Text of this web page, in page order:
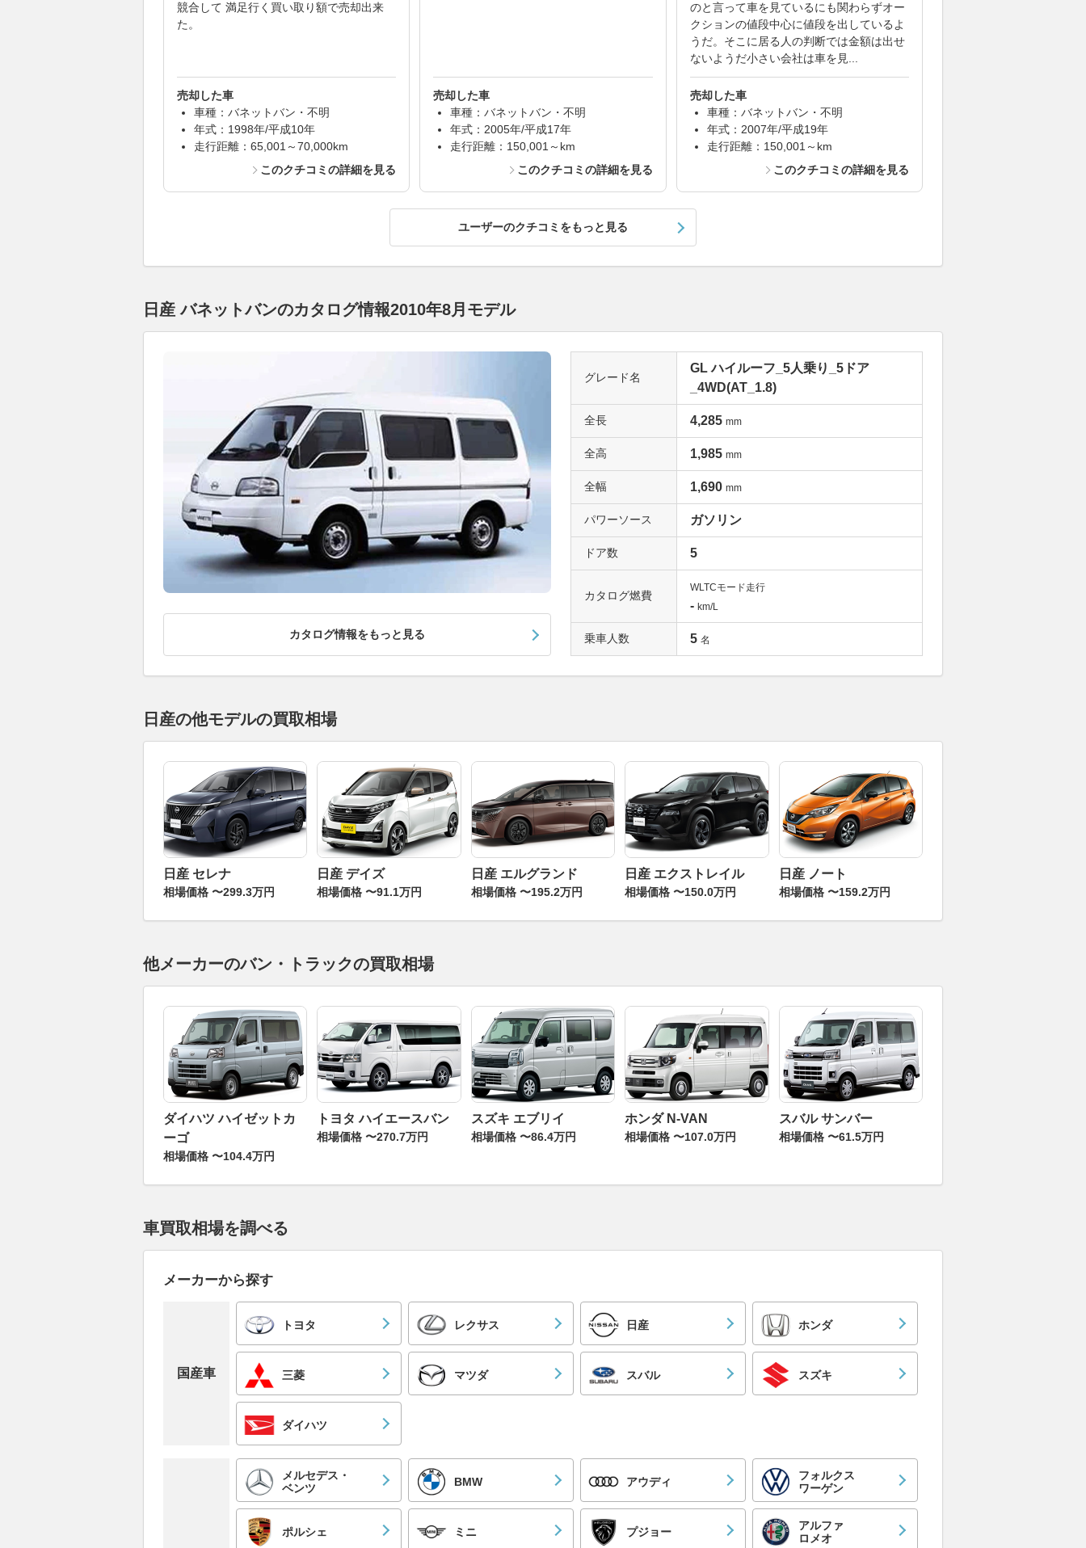
競合して 満足行く買い取り額で売却出来
た。
売却した車
車種：バネットバン・不明
年式：1998年/平成10年
走行距離：65,001～70,000km
このクチコミの詳細を見る
売却した車
車種：バネットバン・不明
年式：2005年/平成17年
走行距離：150,001～km
このクチコミの詳細を見る
のと言って車を見ているにも関わらずオー
クションの値段中心に値段を出しているよ
うだ。そこに居る人の判断では金額は出せ
ないようだ小さい会社は車を見...
売却した車
車種：バネットバン・不明
年式：2007年/平成19年
走行距離：150,001～km
このクチコミの詳細を見る
ユーザーのクチコミをもっと見る
日産 バネットバンのカタログ情報2010年8月モデル
カタログ情報をもっと見る
グレード名
GL ハイルーフ_5人乗り_5ドア
_4WD(AT_1.8)
全長 4,285 mm
全高 1,985 mm
全幅 1,690 mm
パワーソース ガソリン
ドア数 5
カタログ燃費
WLTCモード走行
- km/L
乗車人数 5 名
日産の他モデルの買取相場
日産 セレナ
相場価格 〜299.3万円
日産 デイズ
相場価格 〜91.1万円
日産 エルグランド
相場価格 〜195.2万円
日産 エクストレイル
相場価格 〜150.0万円
日産 ノート
相場価格 〜159.2万円
他メーカーのバン・トラックの買取相場
ダイハツ ハイゼットカ
ーゴ
相場価格 〜104.4万円
トヨタ ハイエースバン
相場価格 〜270.7万円
スズキ エブリイ
相場価格 〜86.4万円
ホンダ N-VAN
相場価格 〜107.0万円
スバル サンバー
相場価格 〜61.5万円
車買取相場を調べる
メーカーから探す
国産車
トヨタ レクサス 日産 ホンダ
三菱 マツダ スバル スズキ
ダイハツ
メルセデス・
ベンツ
BMW アウディ
フォルクス
ワーゲン
ポルシェ ミニ プジョー
アルファ
ロメオ